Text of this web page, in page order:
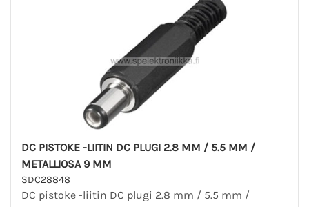
DC PISTOKE -LIITIN DC PLUGI 2.8 MM / 5.5 MM /
METALLIOSA 9 MM
SDC28848
DC pistoke -liitin DC plugi 2.8 mm / 5.5 mm /